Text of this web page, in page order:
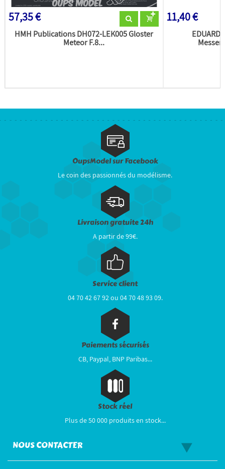
57,35 €
HMH Publications DH072-LEK005 Gloster
Meteor F.8...
11,40 €
OupsModel sur Facebook
Le coin des passionnés du modélisme.
Livraison gratuite 24h
A partir de 99€.
Service client
04 70 42 67 92 ou 04 70 48 93 09.
Paiements sécurisés
CB, Paypal, BNP Paribas...
Stock réel
Plus de 50 000 produits en stock...
NOUS CONTACTER